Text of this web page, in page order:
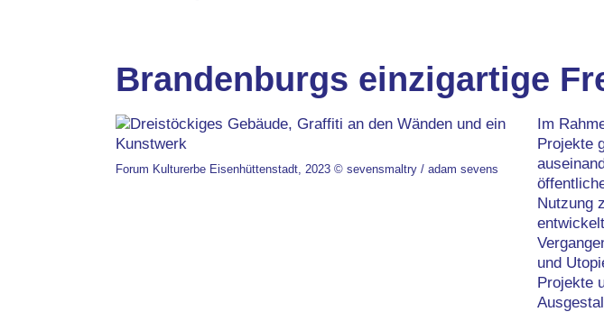
Brandenburgs einzigartige
Forum Kulturerbe Eisenhüttenstadt, 2023 © sevensmaltry / adam sevens
Im
Projekte
Nutzung
und
Projekte